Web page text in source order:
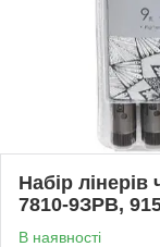
Набір
7810-9ЗPB,
В наявності